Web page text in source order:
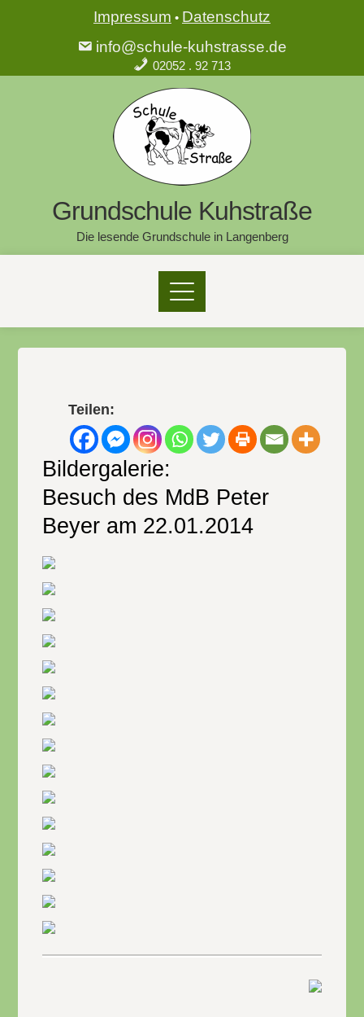
Impressum • Datenschutz
info@schule-kuhstrasse.de
02052 . 92 713
Grundschule Kuhstraße
Die lesende Grundschule in Langenberg
Teilen:
Bildergalerie:
Besuch des MdB Peter
Beyer am 22.01.2014